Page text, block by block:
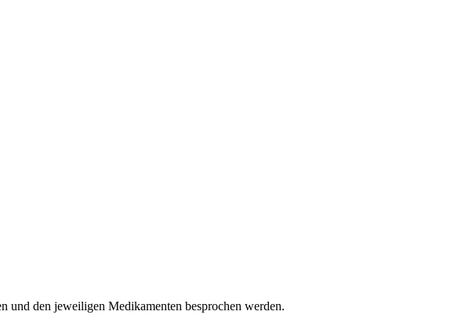
und den jeweiligen Medikamenten besprochen werden.